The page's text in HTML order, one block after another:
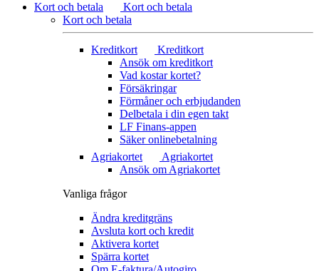
Kort och betala
Kort och betala
Kort och betala
Kreditkort
Kreditkort
Ansök om kreditkort
Vad kostar kortet?
Försäkringar
Förmåner och erbjudanden
Delbetala i din egen takt
LF Finans-appen
Säker onlinebetalning
Agriakortet
Agriakortet
Ansök om Agriakortet
Vanliga frågor
Ändra kreditgräns
Avsluta kort och kredit
Aktivera kortet
Spärra kortet